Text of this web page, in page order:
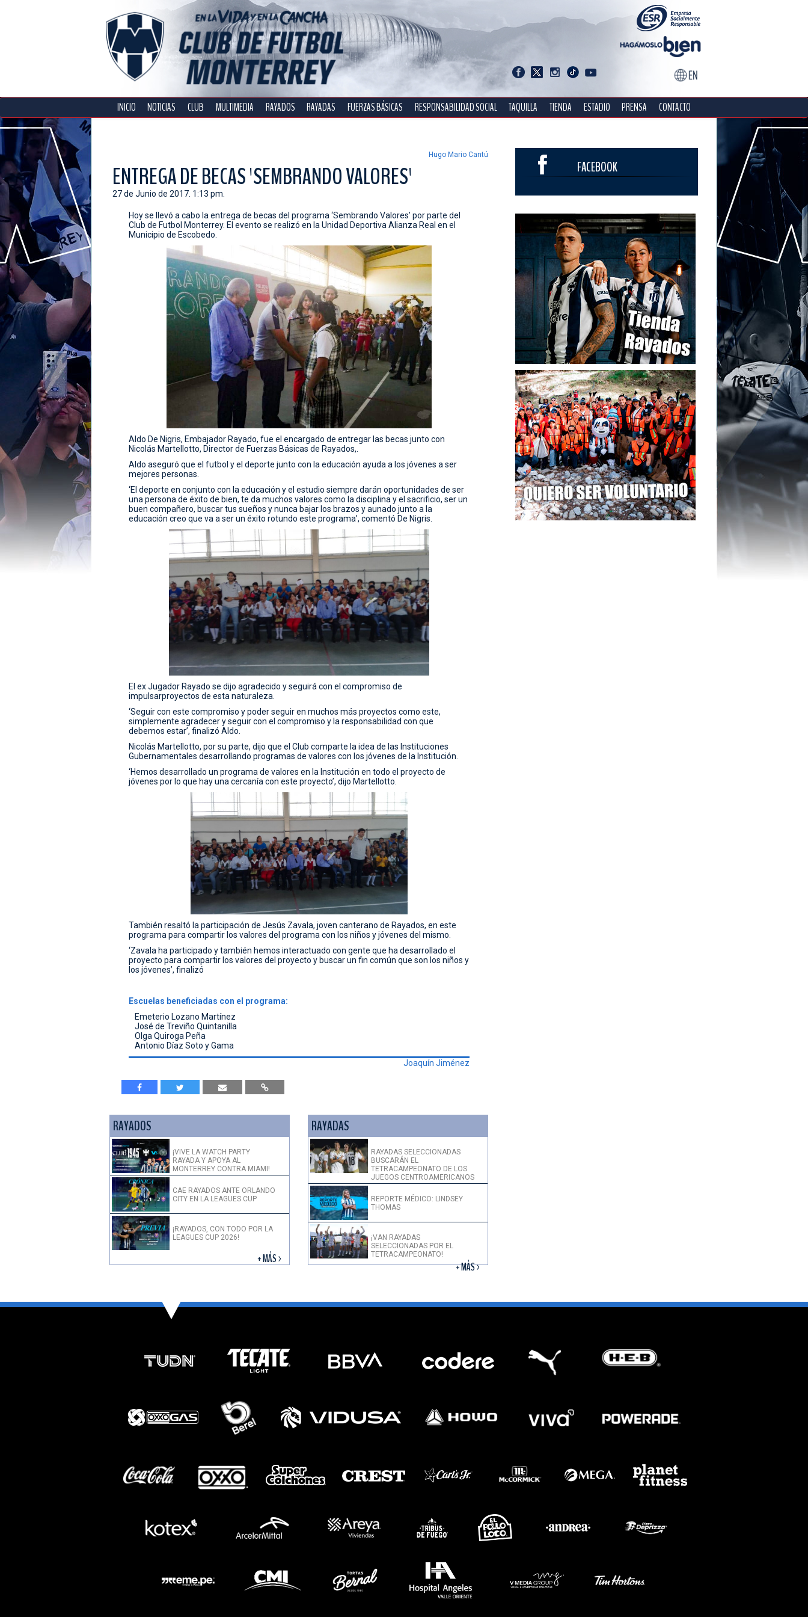
INICIO NOTICIAS CLUB MULTIMEDIA RAYADOS RAYADAS FUERZAS BÁSICAS RESPONSABILIDAD SOCIAL TAQUILLA TIENDA ESTADIO PRENSA CONTACTO
Hugo Mario Cantú
ENTREGA DE BECAS 'SEMBRANDO VALORES'
27 de Junio de 2017. 1:13 pm.
Hoy se llevó a cabo la entrega de becas del programa ‘Sembrando Valores’ por parte del
Club de Futbol Monterrey. El evento se realizó en la Unidad Deportiva Alianza Real en el
Municipio de Escobedo.
Aldo De Nigris, Embajador Rayado, fue el encargado de entregar las becas junto con
Nicolás Martellotto, Director de Fuerzas Básicas de Rayados,.
Aldo aseguró que el futbol y el deporte junto con la educación ayuda a los jóvenes a ser
mejores personas.
‘El deporte en conjunto con la educación y el estudio siempre darán oportunidades de ser
una persona de éxito de bien, te da muchos valores como la disciplina y el sacrificio, ser un
buen compañero, buscar tus sueños y nunca bajar los brazos y aunado junto a la
educación creo que va a ser un éxito rotundo este programa’, comentó De Nigris.
El ex Jugador Rayado se dijo agradecido y seguirá con el compromiso de
impulsarproyectos de esta naturaleza.
‘Seguir con este compromiso y poder seguir en muchos más proyectos como este,
simplemente agradecer y seguir con el compromiso y la responsabilidad con que
debemos estar’, finalizó Aldo.
Nicolás Martellotto, por su parte, dijo que el Club comparte la idea de las Instituciones
Gubernamentales desarrollando programas de valores con los jóvenes de la Institución.
‘Hemos desarrollado un programa de valores en la Institución en todo el proyecto de
jóvenes por lo que hay una cercanía con este proyecto’, dijo Martellotto.
También resaltó la participación de Jesús Zavala, joven canterano de Rayados, en este
programa para compartir los valores del programa con los niños y jóvenes del mismo.
‘Zavala ha participado y también hemos interactuado con gente que ha desarrollado el
proyecto para compartir los valores del proyecto y buscar un fin común que son los niños y
los jóvenes’, finalizó
Escuelas beneficiadas con el programa:
Emeterio Lozano Martínez
José de Treviño Quintanilla
Olga Quiroga Peña
Antonio Díaz Soto y Gama
Joaquín Jiménez
RAYADOS
¡VIVE LA WATCH PARTY
RAYADA Y APOYA AL
MONTERREY CONTRA MIAMI!
CAE RAYADOS ANTE ORLANDO
CITY EN LA LEAGUES CUP
¡RAYADOS, CON TODO POR LA
LEAGUES CUP 2026!
+ MÁS >
RAYADAS
RAYADAS SELECCIONADAS
BUSCARÁN EL
TETRACAMPEONATO DE LOS
JUEGOS CENTROAMERICANOS
REPORTE MÉDICO: LINDSEY
THOMAS
¡VAN RAYADAS
SELECCIONADAS POR EL
TETRACAMPEONATO!
+ MÁS >
FACEBOOK